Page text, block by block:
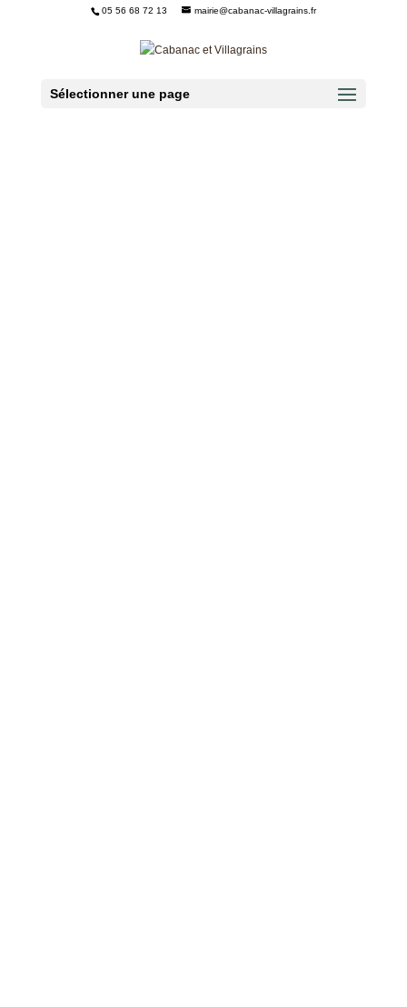
05 56 68 72 13 mairie@cabanac-villagrains.fr
Sélectionner une page